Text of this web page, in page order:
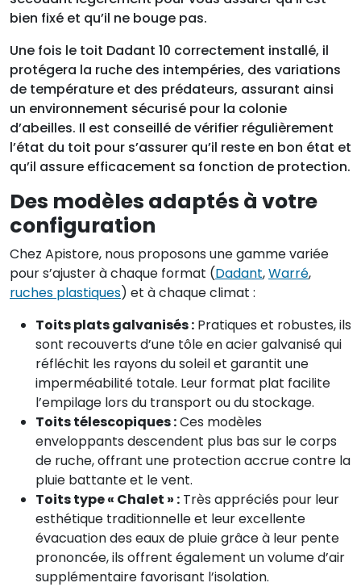
bien fixé et qu’il ne bouge pas.
Une fois le toit Dadant 10 correctement installé, il
protégera la ruche des intempéries, des variations
de température et des prédateurs, assurant ainsi
un environnement sécurisé pour la colonie
d’abeilles. Il est conseillé de vérifier régulièrement
l’état du toit pour s’assurer qu’il reste en bon état et
qu’il assure efficacement sa fonction de protection.
Des modèles adaptés à votre
configuration
Chez Apistore, nous proposons une gamme variée
pour s’ajuster à chaque format (Dadant,Warré,
ruches plastiques) et à chaque climat :
Toits plats galvanisés : Pratiques et robustes, ils
sont recouverts d’une tôle en acier galvanisé qui
réfléchit les rayons du soleil et garantit une
imperméabilité totale. Leur format plat facilite
l’empilage lors du transport ou du stockage.
Toits télescopiques :Ces modèles
enveloppants descendent plus bas sur le corps
de ruche, offrant une protection accrue contre la
pluie battante et le vent.
Toits type « Chalet » : Très appréciés pour leur
esthétique traditionnelle et leur excellente
évacuation des eaux de pluie grâce à leur pente
prononcée, ils offrent également un volume d’air
supplémentaire favorisant l’isolation.